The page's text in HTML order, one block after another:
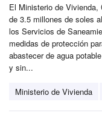
El Ministerio de
de 3.5 millones de soles
los Servicios de
medidas de protección
abastecer de agua
y sin...
Ministerio de Vivienda